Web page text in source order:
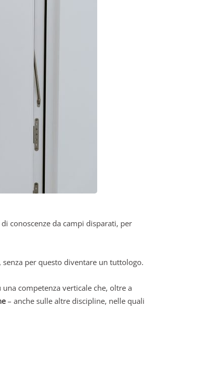
conoscenze da campi disparati, per
per questo diventare un tuttologo.
competenza verticale che, oltre a
– anche sulle altre discipline, nelle quali